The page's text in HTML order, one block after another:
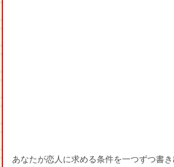
あなたが恋人に求める条件を一つずつ書き